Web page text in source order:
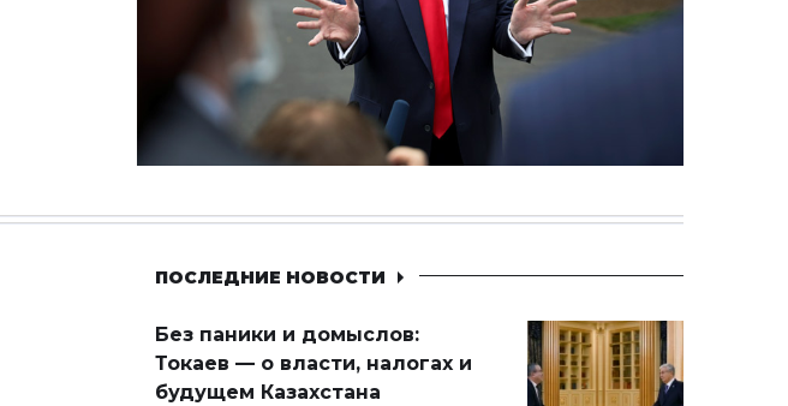
ПОСЛЕДНИЕ НОВОСТИ
Без паники и домыслов:
Токаев — о власти, налогах и
будущем Казахстана